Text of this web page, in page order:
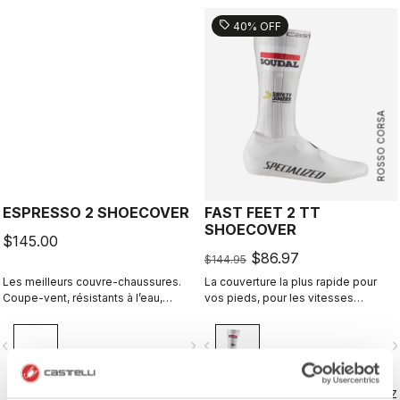
ESPRESSO 2 SHOECOVER
$145.00
Les meilleurs couvre-chaussures.
Coupe-vent, résistants à l’eau,
gravel.
navigate_next
ROSSO CORSA
sell 40% OFF
FAST FEET 2 TT
SHOECOVER
$144.95 $86.97
La couverture la plus rapide pour
vos pieds, pour les vitesses
navigate_before
COMPAREZ